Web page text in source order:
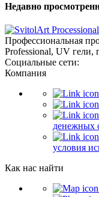
Недавно
Профессиональная
Professional, UV гели,
Социальные сети:
Компания
денежных
условия
Как нас найти